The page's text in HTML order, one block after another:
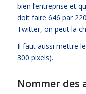
bien l’entreprise et
doit faire 646 par
Twitter, on peut la
Il faut aussi mettre
300 pixels).
Nommer